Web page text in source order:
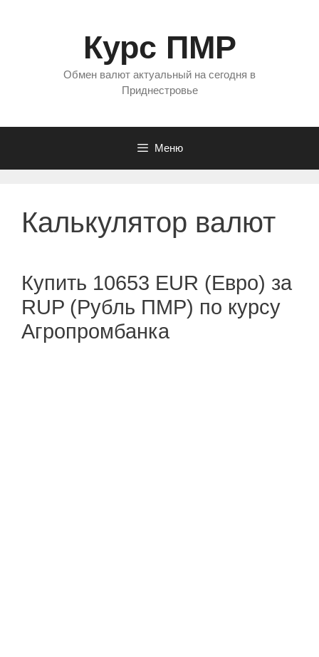
Курс ПМР
Обмен валют актуальный на сегодня в
Приднестровье
Меню
Калькулятор валют
Купить 10653 EUR (Евро) за
RUP (Рубль ПМР) по курсу
Агропромбанка